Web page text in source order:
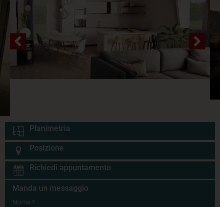
Planimetria
Posizione
Richiedi appuntamento
Manda un messaggio
Nome*